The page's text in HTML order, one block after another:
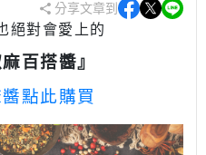
分享文章到
絕對會愛上的
百搭醬』
點此購買